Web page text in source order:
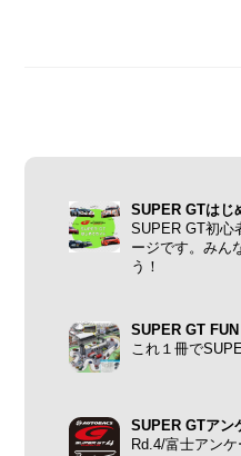
SUPER GTはじ
SUPER GT初心
ージです。みん
う！
SUPER GT
これ１冊で
SUPER GTアン
Rd.4/富士アン